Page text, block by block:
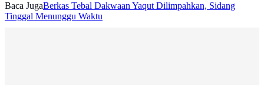
Baca JugaBerkas Tebal Dakwaan Yaqut Dilimpahkan, Sidang
Tinggal Menunggu Waktu